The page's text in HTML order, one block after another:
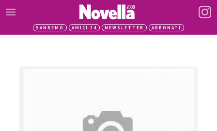
SANREMO AMICI 24 NEWSLETTER ABBONATI